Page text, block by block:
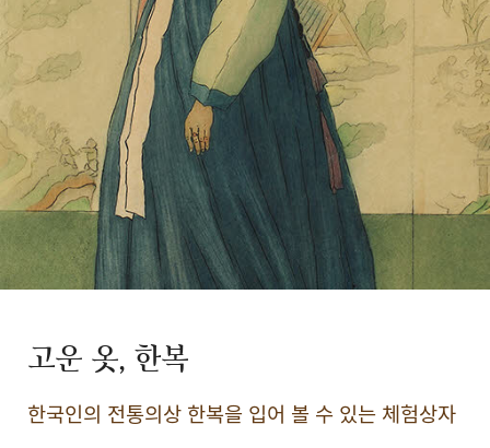
고운 옷, 한복
한국인의 전통의상 한복을 입어 볼 수 있는 체험상자